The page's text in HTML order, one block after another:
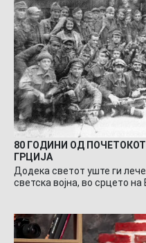
80 ГОДИНИ ОД
ГРЦИЈА
Додека светот уште ги
светска војна, во срцето на